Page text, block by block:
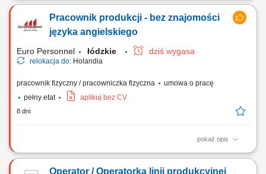
przyuczenia oraz znajomości języka; Pakowanie i układanie towaru;
Kontrola jakości; Inne nieskomplikowane prace pomocnicze
Pracownik produkcji - bez znajomości
języka angielskiego
Euro Personnel łódzkie dziś wygasa
relokacja do: Holandia
pracownik fizyczny / pracowniczka fizyczna
umowa o pracę
pełny etat
aplikuj bez CV
8 dni
pokaż opis
Twój zakres obowiązków: Prace produkcyjne: pakowanie, sortowanie
Operator / Operatorka linii produkcyjnej